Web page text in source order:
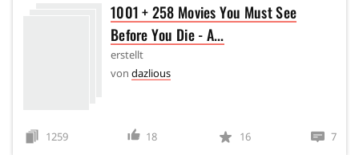
1001 + 258 Movies You Must See
Before You Die - A...
erstellt
von dazlious
1259 18 16 7